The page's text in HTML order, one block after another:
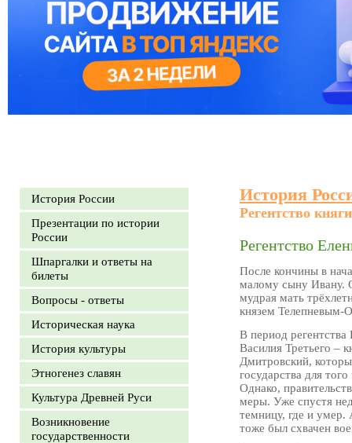
История России
Презентации по истории
России
Шпаргалки и ответы на
билеты
Вопросы - ответы
Историческая наука
История культуры
Этногенез славян
Культура Древней Руси
Возникновение
государственности
История
Регентство
Регентство
После кончины в
малому сыну Ивану.
мудрая мать
князем Телепневым-
В период
Василия Третьего –
Дмитровский,
государства для
Однако,
меры. Уже спустя
темницу, где и умер.
тоже был схвачен